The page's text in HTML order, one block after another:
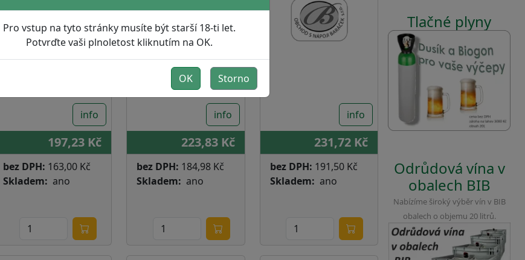
info
197,23 Kč
bez DPH: 163,00 Kč
Skladem
ano
info
223,83 Kč
bez DPH: 184,98 Kč
Skladem
ano
info
231,72 Kč
bez DPH: 191,50 Kč
Skladem
ano
Tlačné plyny
Odrůdová vína v
obalech BIB
Nabízíme široký výběr vín v BIB
obalech o objemu 20 litrů.
Pro vstup na tyto stránky musíte být starší 18-ti let.
Potvrďte vaši plnoletost kliknutím na OK.
OK Storno